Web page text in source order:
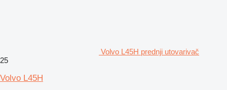
Volvo L45H prednji utovarivač
25
Volvo L45H